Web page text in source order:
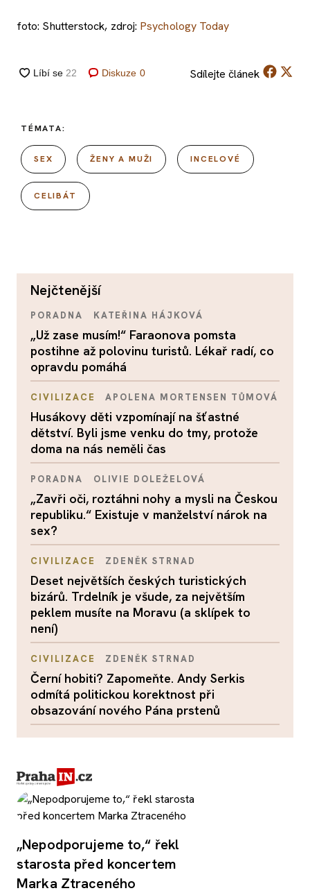
foto: Shutterstock, zdroj: Psychology Today
Diskuze 0 Sdílejte článek
TÉMATA:
SEX ŽENY A MUŽI INCELOVÉ
CELIBÁT
nejčtenější
PORADNA KATEŘINA HÁJKOVÁ
„Už zase musím!“ Faraonova pomsta
postihne až polovinu turistů. Lékař radí, co
opravdu pomáhá
CIVILIZACE APOLENA MORTENSEN TŮMOVÁ
Husákovy děti vzpomínají na šťastné
dětství. Byli jsme venku do tmy, protože
doma na nás neměli čas
PORADNA OLIVIE DOLEŽELOVÁ
„Zavři oči, roztáhni nohy a mysli na Českou
republiku.“ Existuje v manželství nárok na
sex?
CIVILIZACE ZDENĚK STRNAD
Deset největších českých turistických
bizárů. Trdelník je všude, za největším
peklem musíte na Moravu (a sklípek to
není)
CIVILIZACE ZDENĚK STRNAD
Černí hobiti? Zapomeňte. Andy Serkis
odmítá politickou korektnost při
obsazování nového Pána prstenů
„Nepodporujeme to,“ řekl
starosta před koncertem
Marka Ztraceného